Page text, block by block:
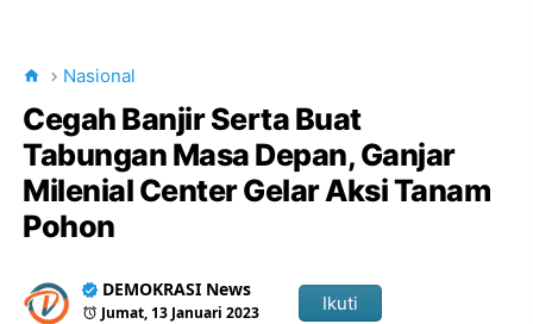
Nasional
Cegah Banjir Serta Buat
Tabungan Masa Depan, Ganjar
Milenial Center Gelar Aksi Tanam
Pohon
DEMOKRASI News
Jumat, 13 Januari 2023 Ikuti